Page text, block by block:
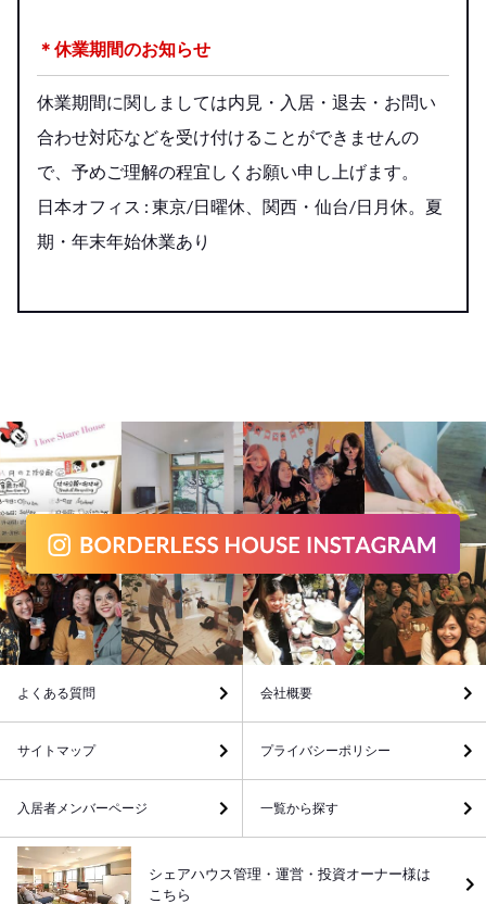
＊休業期間のお知らせ
休業期間に関しましては内見・入居・退去・お問い
合わせ対応などを受け付けることができませんの
で、予めご理解の程宜しくお願い申し上げます。
日本オフィス : 東京/日曜休、関西・仙台/日月休。夏
期・年末年始休業あり
よくある質問 会社概要
サイトマップ プライバシーポリシー
入居者メンバーページ 一覧から探す
シェアハウス管理・運営・投資オーナー様は
こちら